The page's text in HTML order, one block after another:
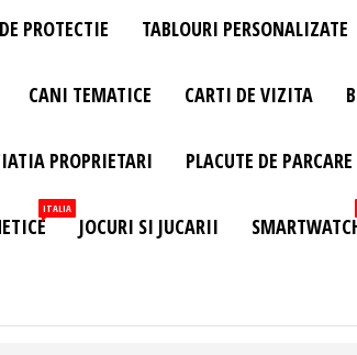
PROTECTIE TABLOURI PERSONALIZATE
CANI TEMATICE CARTI DE VIZITA
PROPRIETARI PLACUTE DE PARCARE
ITALIA
JOCURI SI JUCARII